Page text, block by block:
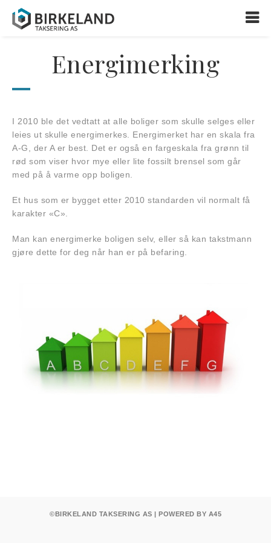
Energimerking
I 2010 ble det vedtatt at alle boliger som skulle selges eller
leies ut skulle energimerkes. Energimerket har en skala fra
A-G, der A er best. Det er også en fargeskala fra grønn til
rød som viser hvor mye eller lite fossilt brensel som går
med på å varme opp boligen.
Et hus som er bygget etter 2010 standarden vil normalt få
karakter «C».
Man kan energimerke boligen selv, eller så kan takstmann
gjøre dette for deg når han er på befaring.
©BIRKELAND TAKSERING AS | POWERED BY A45